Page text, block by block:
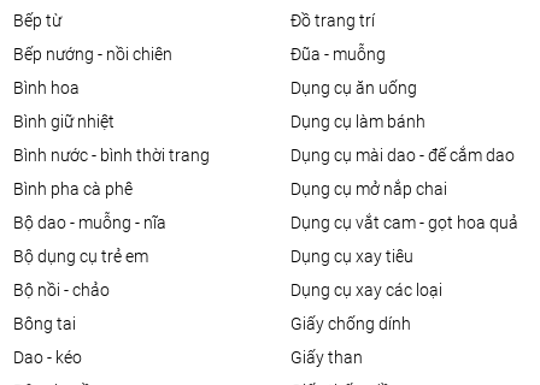
bếp từ
bếp nướng - nồi chiên
bình hoa
bình giữ nhiệt
bình nước - bình thời trang
bình pha cà phê
bộ dao - muỗng - nĩa
bộ dụng cụ trẻ em
bộ nồi - chảo
bông tai
dao - kéo
đồ trang trí
đũa - muỗng
dụng cụ ăn uống
dụng cụ làm bánh
dụng cụ mài dao - đế cắm dao
dụng cụ mở nắp chai
dụng cụ vắt cam - gọt hoa quả
dụng cụ xay tiêu
dụng cụ xay các loại
giấy chống dính
giấy than